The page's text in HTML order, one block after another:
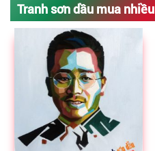
Tranh sơn dầu mua nhiều